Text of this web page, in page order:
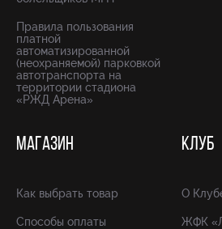
Правила пользования
платной
автоматизированной
(неохраняемой) парковкой
автотранспорта на
территории стадиона
«РЖД Арена»
МАГАЗИН
Как выбрать товар
Способы оплаты
КЛУБ
О
ЖФК